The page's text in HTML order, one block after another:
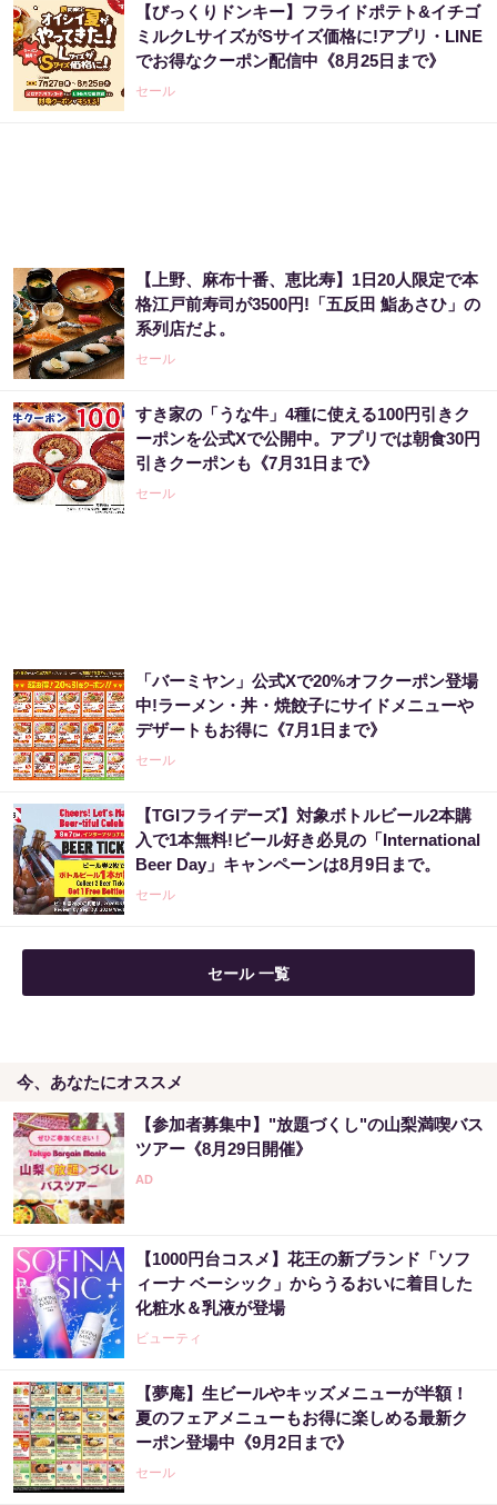
【びっくりドンキー】フライドポテト&イチゴ
ミルクLサイズがSサイズ価格に!アプリ・LINE
でお得なクーポン配信中《8月25日まで》
セール
【上野、麻布十番、恵比寿】1日20人限定で本
格江戸前寿司が3500円!「五反田 鮨あさひ」の
系列店だよ。
セール
すき家の「うな牛」4種に使える100円引きク
ーポンを公式Xで公開中。アプリでは朝食30円
引きクーポンも《7月31日まで》
セール
「バーミヤン」公式Xで20%オフクーポン登場
中!ラーメン・丼・焼餃子にサイドメニューや
デザートもお得に《7月1日まで》
セール
【TGIフライデーズ】対象ボトルビール2本購
入で1本無料!ビール好き必見の「International
Beer Day」キャンペーンは8月9日まで。
セール
セール 一覧
今、あなたにオススメ
【参加者募集中】"放題づくし"の山梨満喫バス
ツアー《8月29日開催》
【1000円台コスメ】花王の新ブランド「ソフ
ィーナ ベーシック」からうるおいに着目した
化粧水＆乳液が登場
ビューティ
【夢庵】生ビールやキッズメニューが半額！
夏のフェアメニューもお得に楽しめる最新ク
ーポン登場中《9月2日まで》
セール